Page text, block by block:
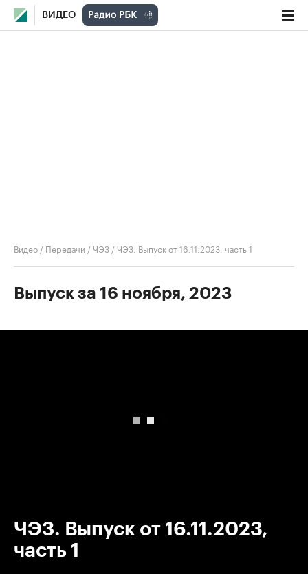
ВИДЕО
Видео / Передачи /ЧЭЗ /ЧЭЗ. Выпуск от 16.11.2023, часть 1
Выпуск за 16 ноября, 2023
ЧЭЗ. Выпуск от 16.11.2023,
часть 1